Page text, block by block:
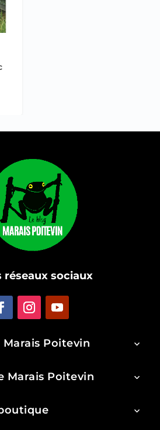
réseaux sociaux
Poitevin
Marais Poitevin